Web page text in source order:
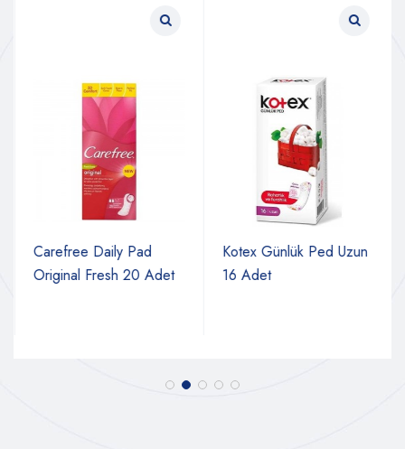
Carefree Daily Pad
Original Fresh 20 Adet
Kotex Günlük Ped Uzun
16 Adet